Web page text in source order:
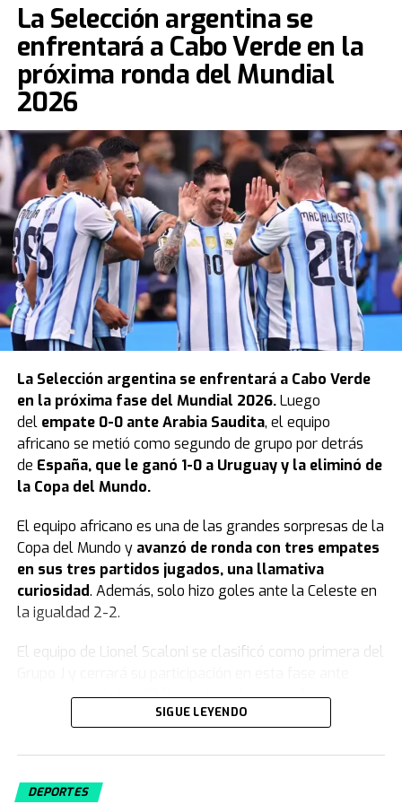
La Selección argentina se
enfrentará a Cabo Verde en la
próxima ronda del Mundial
2026
La Selección argentinase enfrentará a Cabo Verde
en la próxima fase del Mundial 2026.Luego
del empate 0-0 ante Arabia Saudita, el equipo
africano se metió como segundo de grupo por detrás
de España, que le ganó 1-0 a Uruguay y la eliminó de
la Copa del Mundo.
El equipo africano es una de las grandes sorpresas de la
Copa del Mundo y avanzó de ronda con tres empates
en sus tres partidos jugados, una llamativa
curiosidad. Además, solo hizo goles ante la Celeste en
la igualdad 2-2.
El equipo de Lionel Scaloni se clasificó como primera del
Jordania desde las 23 (hora de la Argentina) de este
Uruguay quedó eliminado del Mundial
2026
SIGUE LEYENDO
DEPORTES